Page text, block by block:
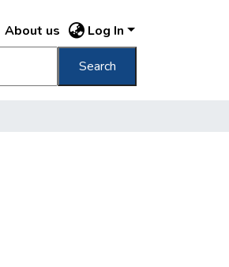
About us Log In
Search